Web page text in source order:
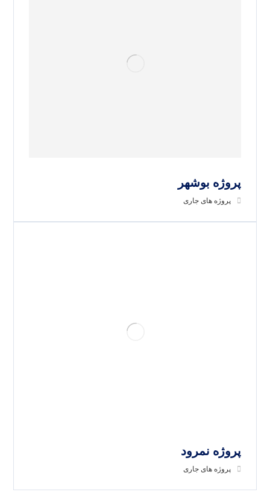
پروژه بوشهر
پروژه های جاری
پروژه نمرود
پروژه های جاری